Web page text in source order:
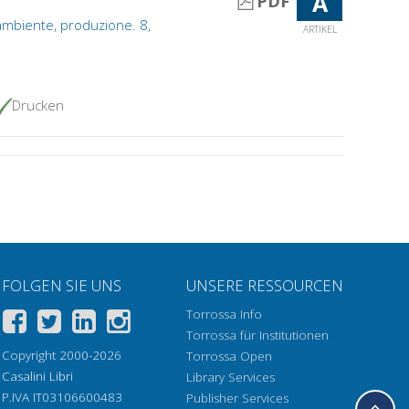
produzione. 8,
Drucken
ARTIKEL
FOLGEN SIE UNS
Copyright 2000-2026
Casalini Libri
P.IVA IT03106600483
UNSERE RESSOURCEN
Torrossa Info
Torrossa für Institutionen
Torrossa Open
Library Services
Publisher Services